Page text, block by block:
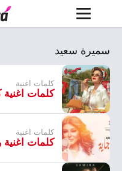
سميرة سعيد
كلمات اغنية
كلمات
كلمات اغنية
كلمات